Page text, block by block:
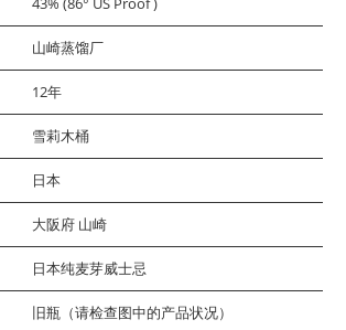
山崎蒸馏厂
12年
雪莉木桶
日本
大阪府 山崎
日本纯麦芽威士忌
旧瓶（请检查图中的产品状况）